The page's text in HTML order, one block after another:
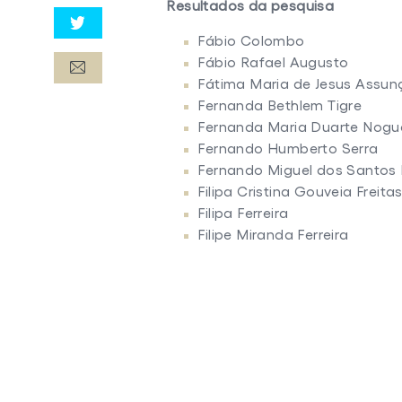
Resultados da pesquisa
Fábio Colombo
Fábio Rafael Augusto
Fátima Maria de Jesus
Fernanda Bethlem Tigre
Fernanda Maria Duarte
Fernando Humberto Serra
Fernando Miguel dos Santos
Filipa Cristina Gouveia
Filipa Ferreira
Filipe Miranda Ferreira